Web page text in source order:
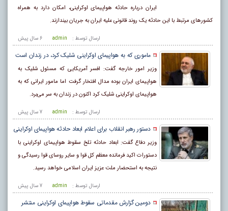
ایران درباره حادثه هواپیمای اوکراینی، امکان دارد به همراه
کشورهای مرتبط با این حادثه یک روند قانونی علیه ایران به جریان بیندازند.
6 سال پيش ارسال توسط : admin
ماموری که به هواپیمای اوکراینی شلیک کرد، در زندان است
وزیر امور خارجه گفت: افسر آمریکایی که مسئول شلیک به
هواپیمای ایران بوده مدال افتخار گرفت اما مامور ایرانی که به
هواپیمای اوکراینی شلیک کرد اکنون در زندان به سر می‌برد.
7 سال پيش ارسال توسط : admin
دستور رهبر انقلاب برای اعلام ابعاد حادثه هواپیمای اوکراینی
وزیر دفاع گفت: ابعاد حادثه تلخ سقوط هواپیمای اوکراینی با
دستورات اکید فرمانده معظم کل قوا و سایر روسای قوا رسیدگی و
نتیجه به استحضار ملت عزیز ایران اسلامی خواهد رسید.
7 سال پيش ارسال توسط : admin
دومین گزارش مقدماتی سقوط هواپیمای اوکراینی منتشر